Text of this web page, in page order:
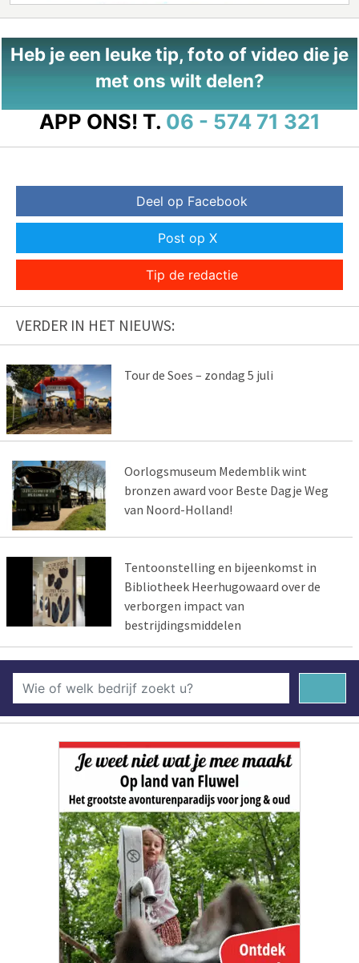
Heb je een leuke tip, foto of video die je
met ons wilt delen?
APP ONS! T. 06 - 574 71 321
Deel op Facebook
Post op X
Tip de redactie
VERDER IN HET NIEUWS:
Tour de Soes – zondag 5 juli
Oorlogsmuseum Medemblik wint
bronzen award voor Beste Dagje Weg
van Noord-Holland!
Tentoonstelling en bijeenkomst in
Bibliotheek Heerhugowaard over de
verborgen impact van
bestrijdingsmiddelen